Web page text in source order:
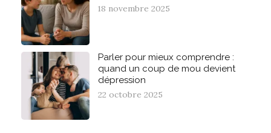
18 novembre 2025
Parler pour mieux comprendre :
quand un coup de mou devient
dépression
22 octobre 2025